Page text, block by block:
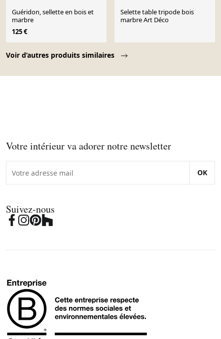
Voir d’autres produits similaires
Guéridon, sellette en bois et
marbre
125 €
Selette table tripode bois
marbre Art Déco
Votre intérieur va adorer notre newsletter
OK
Suivez-nous